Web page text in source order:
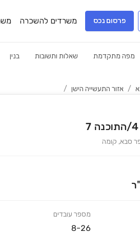
פרסום נכס משרדים להשכרה
מפה מתקדמת שאלות ותשובות בנין
/ אזור התעשייה הישן /
סבא, קומה
מספר עובדים
8-26